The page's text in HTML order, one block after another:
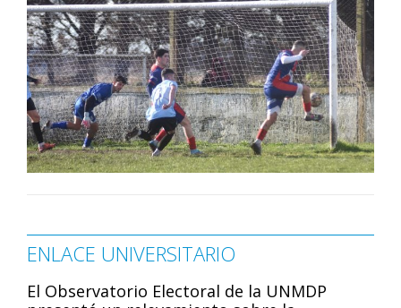
ENLACE UNIVERSITARIO
El Observatorio Electoral de la UNMDP